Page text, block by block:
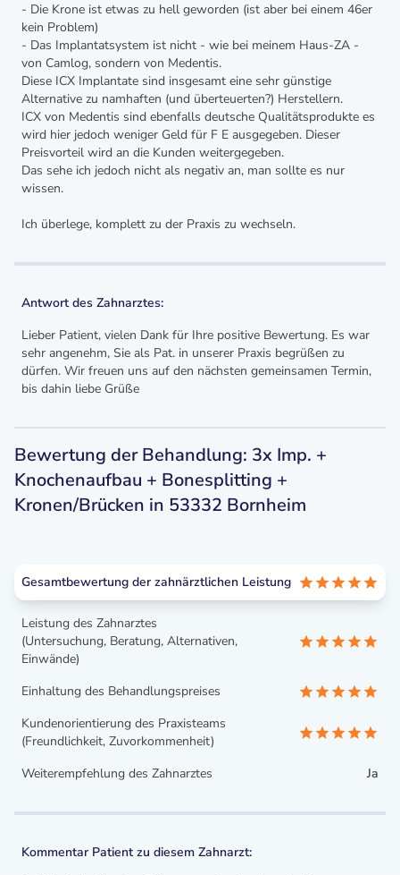
- Die Krone ist etwas zu hell geworden (ist aber bei einem 46er
kein Problem)
- Das Implantatsystem ist nicht - wie bei meinem Haus-ZA -
von Camlog, sondern von Medentis.
Diese ICX Implantate sind insgesamt eine sehr günstige
Alternative zu namhaften (und überteuerten?) Herstellern.
ICX von Medentis sind ebenfalls deutsche Qualitätsprodukte es
wird hier jedoch weniger Geld für F E ausgegeben. Dieser
Preisvorteil wird an die Kunden weitergegeben.
Das sehe ich jedoch nicht als negativ an, man sollte es nur
wissen.
Ich überlege, komplett zu der Praxis zu wechseln.
Antwort des Zahnarztes:
Lieber Patient, vielen Dank für Ihre positive Bewertung. Es war
sehr angenehm, Sie als Pat. in unserer Praxis begrüßen zu
dürfen. Wir freuen uns auf den nächsten gemeinsamen Termin,
bis dahin liebe Grüße
Bewertung der Behandlung: 3x Imp. +
Knochenaufbau + Bonesplitting +
Kronen/Brücken in 53332 Bornheim
Gesamtbewertung der zahnärztlichen Leistung
Leistung des Zahnarztes
(Untersuchung, Beratung, Alternativen,
Einwände)
Einhaltung des Behandlungspreises
Kundenorientierung des Praxisteams
(Freundlichkeit, Zuvorkommenheit)
Weiterempfehlung des Zahnarztes
Ja
Kommentar Patient zu diesem Zahnarzt: